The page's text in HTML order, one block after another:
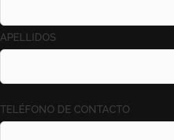
APELLIDOS
TELÉFONO DE CONTACTO